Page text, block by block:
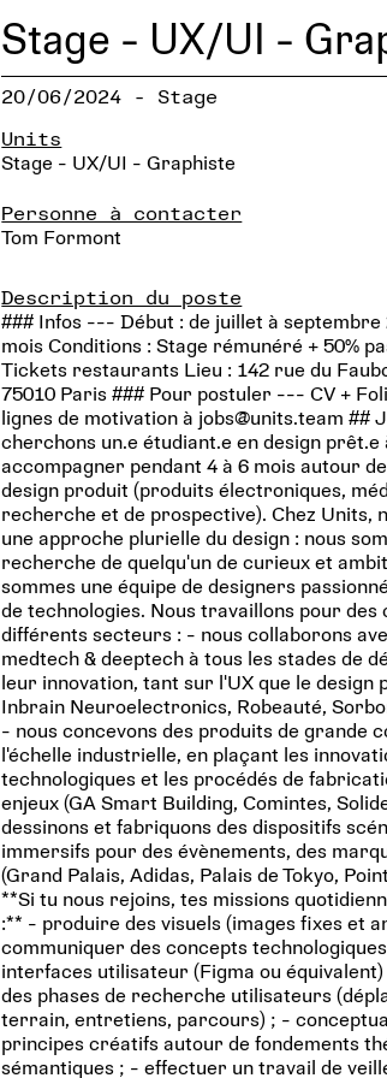
Stage - UX/UI -
20/06/2024 - Stage
Units
Stage - UX/UI - Graphiste
Personne à contacter
Tom Formont
Description du poste
### Infos --- Début : de juillet à septembre
mois Conditions : Stage rémunéré + 50%
Tickets restaurants Lieu : 142 rue du
75010 Paris ### Pour postuler --- CV +
lignes de motivation à jobs@units.team ##
cherchons un.e étudiant.e en design prêt.e
accompagner pendant 4 à 6 mois autour
design produit (produits électroniques,
recherche et de prospective). Chez Units,
une approche plurielle du design : nous
recherche de quelqu'un de curieux et
sommes une équipe de designers
de technologies. Nous travaillons pour des
différents secteurs : - nous collaborons
medtech & deeptech à tous les stades de
leur innovation, tant sur l'UX que le design
Inbrain Neuroelectronics, Robeauté,
- nous concevons des produits de grande
l'échelle industrielle, en plaçant les
technologiques et les procédés de
enjeux (GA Smart Building, Comintes,
dessinons et fabriquons des dispositifs
immersifs pour des évènements, des
(Grand Palais, Adidas, Palais de Tokyo,
**Si tu nous rejoins, tes missions
:** - produire des visuels (images fixes et
communiquer des concepts
interfaces utilisateur (Figma ou
des phases de recherche utilisateurs
terrain, entretiens, parcours) ; -
principes créatifs autour de fondements
sémantiques ; - effectuer un travail de